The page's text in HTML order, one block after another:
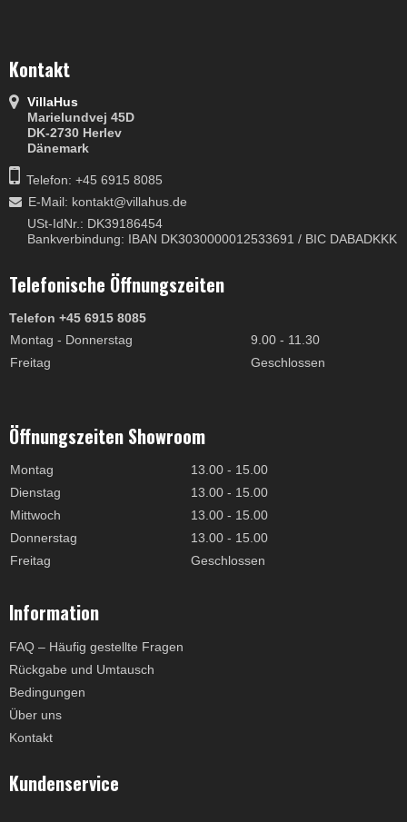
Kontakt
VillaHus
Marielundvej 45D
DK-2730 Herlev
Dänemark
Telefon: +45 6915 8085
E-Mail: kontakt@villahus.de
USt-IdNr.: DK39186454
Bankverbindung: IBAN DK3030000012533691 / BIC DABADKKK
Telefonische Öffnungszeiten
Telefon +45 6915 8085
Montag - Donnerstag
9.00 - 11.30
Freitag
Geschlossen
Öffnungszeiten Showroom
Montag
13.00 - 15.00
Dienstag
13.00 - 15.00
Mittwoch
13.00 - 15.00
Donnerstag
13.00 - 15.00
Freitag
Geschlossen
Information
FAQ – Häufig gestellte Fragen
Rückgabe und Umtausch
Bedingungen
Über uns
Kontakt
Kundenservice